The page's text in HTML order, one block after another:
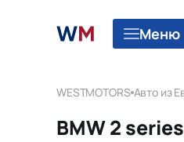
Меню
WESTMOTORS Авто из
BMW 2